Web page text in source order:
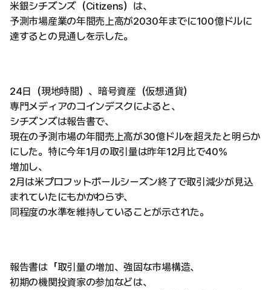
米銀シチズンズ（Citizens）は、
予測市場産業の年間売上高が2030年までに100億ドルに
達するとの見通しを示した。
24日（現地時間）、暗号資産（仮想通貨）
専門メディアのコインデスクによると、
シチズンズは報告書で、
現在の予測市場の年間売上高が30億ドルを超えたと明らか
にした。特に今年1月の取引量は昨年12月比で40%
増加し、
2月は米プロフットボールシーズン終了で取引減少が見込
まれていたにもかかわらず、
同程度の水準を維持していることが示された。
報告書は「取引量の増加、強固な市場構造、
初期の機関投資家の参加などは、